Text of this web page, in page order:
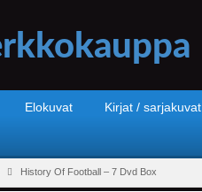
Elokuvat Kirjat / sarjakuvat
History Of Football – 7 Dvd Box